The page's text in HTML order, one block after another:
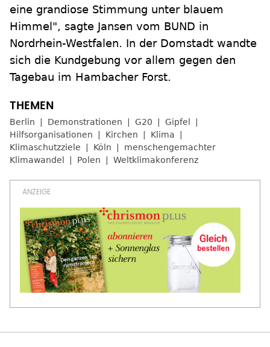
eine grandiose Stimmung unter blauem
Himmel", sagte Jansen vom BUND in
Nordrhein-Westfalen. In der Domstadt wandte
sich die Kundgebung vor allem gegen den
Tagebau im Hambacher Forst.
Berlin Demonstrationen G20
Gipfel
Hilfsorganisationen
Kirchen
Klima
Klimaschutzziele
Köln
menschengemachter
Klimawandel
Polen Weltklimakonferenz